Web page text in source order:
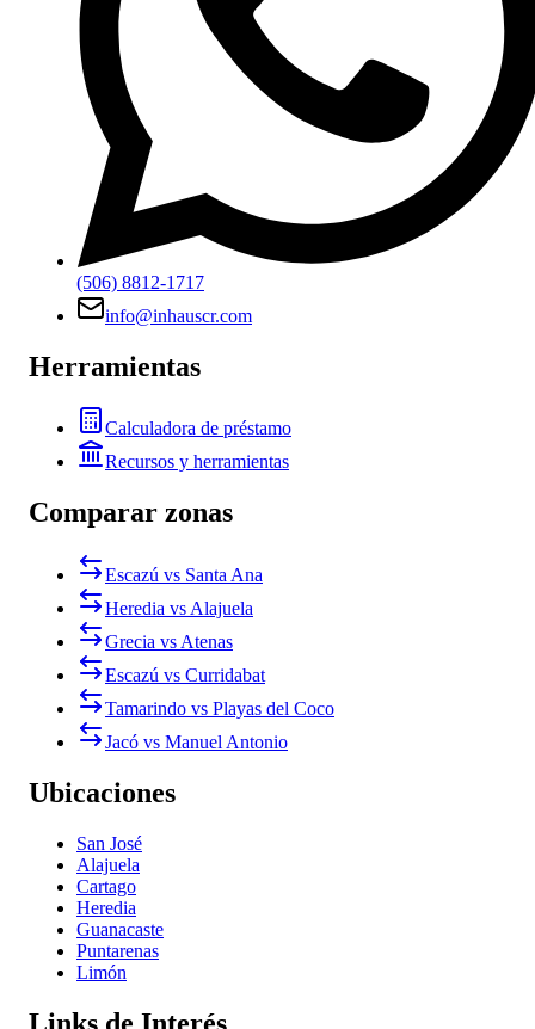
(506) 8812-1717
info@inhauscr.com
Herramientas
Calculadora de préstamo
Recursos y herramientas
Comparar zonas
Escazú vs Santa Ana
Heredia vs Alajuela
Grecia vs Atenas
Escazú vs Curridabat
Tamarindo vs Playas del Coco
Jacó vs Manuel Antonio
Ubicaciones
San José
Alajuela
Cartago
Heredia
Guanacaste
Puntarenas
Limón